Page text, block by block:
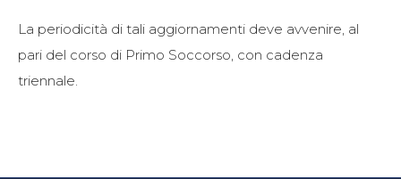
La periodicità di tali aggiornamenti deve avvenire, al
pari del corso di Primo Soccorso, con cadenza
triennale.